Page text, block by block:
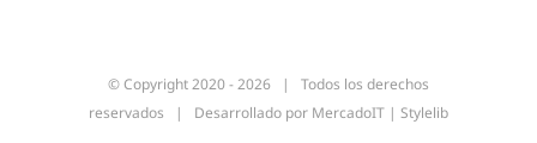
© Copyright 2020 -2026 | Todos los derechos
reservados | Desarrollado por MercadoIT | Stylelib